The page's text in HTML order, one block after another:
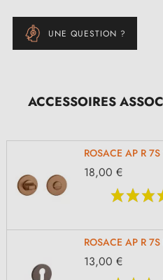
UNE QUESTION ?
ACCESSOIRES
ROSACE AP R
18,00 €
ROSACE AP R 7S
13,00 €